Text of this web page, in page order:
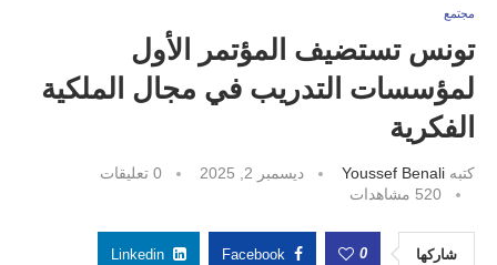
مجتمع
تونس تستضيف المؤتمر الأول
لمؤسسات التدريب في مجال الملكية
الفكرية
كتبه Youssef Benali ديسمبر 2, 2025
0 تعليقات
520 مشاهدات
شاركها 0
Facebook
Linkedin